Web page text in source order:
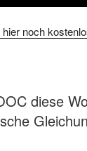
noch
diese